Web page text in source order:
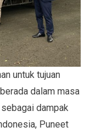
untuk tujuan
dalam masa
dampak
Puneet